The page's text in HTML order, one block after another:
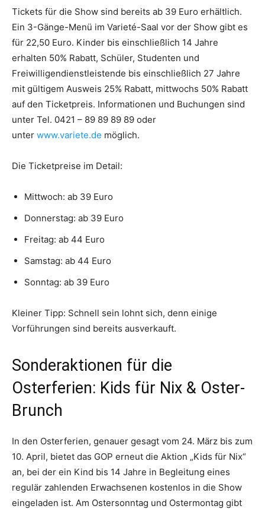
Tickets für die Show sind bereits ab 39 Euro erhältlich.
Ein 3-Gänge-Menü im Varieté-Saal vor der Show gibt es
für 22,50 Euro. Kinder bis einschließlich 14 Jahre
erhalten 50% Rabatt, Schüler, Studenten und
Freiwilligendienstleistende bis einschließlich 27 Jahre
mit gültigem Ausweis 25% Rabatt, mittwochs 50% Rabatt
auf den Ticketpreis. Informationen und Buchungen sind
unter Tel. 0421 – 89 89 89 89 oder
unter www.variete.de möglich.
Die Ticketpreise im Detail:
Mittwoch: ab 39 Euro
Donnerstag: ab 39 Euro
Freitag: ab 44 Euro
Samstag: ab 44 Euro
Sonntag: ab 39 Euro
Kleiner Tipp: Schnell sein lohnt sich, denn einige
Vorführungen sind bereits ausverkauft.
Sonderaktionen für die
Osterferien: Kids für Nix & Oster-
Brunch
In den Osterferien, genauer gesagt vom 24. März bis zum
10. April, bietet das GOP erneut die Aktion „Kids für Nix“
an, bei der ein Kind bis 14 Jahre in Begleitung eines
regulär zahlenden Erwachsenen kostenlos in die Show
eingeladen ist. Am Ostersonntag und Ostermontag gibt